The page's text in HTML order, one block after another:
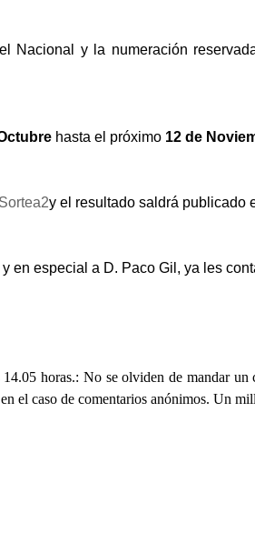
Nacional y la numeración
hasta el próximo 12 de
Sortea2y el resultado saldrá publicado
en especial a D. Paco Gil, ya les
horas.: No se olviden de mandar
el caso de comentarios anónimos. Un